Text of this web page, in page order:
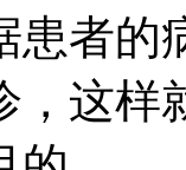
患者的
，这样